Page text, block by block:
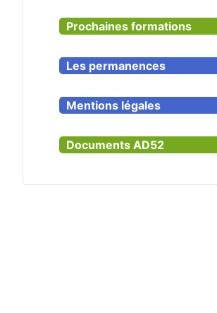
Prochaines formations
Les permanences
Mentions légales
Documents AD52